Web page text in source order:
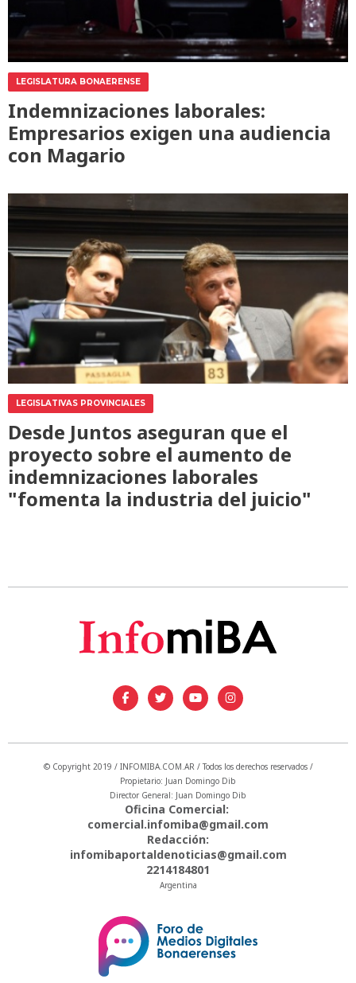
LEGISLATURA BONAERENSE
Indemnizaciones laborales:
Empresarios exigen una audiencia
con Magario
LEGISLATIVAS PROVINCIALES
Desde Juntos aseguran que el
proyecto sobre el aumento de
indemnizaciones laborales
"fomenta la industria del juicio"
© Copyright 2019 / INFOMIBA.COM.AR / Todos los derechos reservados /
Propietario: Juan Domingo Dib
Director General: Juan Domingo Dib
Oficina Comercial:
comercial.infomiba@gmail.com
Redacción:
infomibaportaldenoticias@gmail.com
2214184801
Argentina